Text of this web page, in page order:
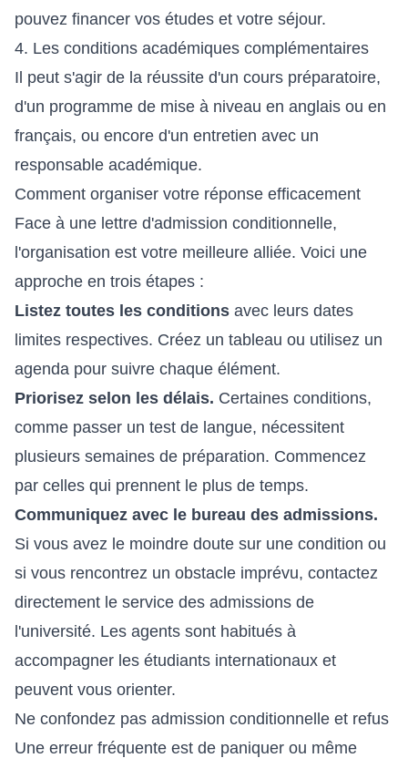
pouvez financer vos études et votre séjour.
4. Les conditions académiques complémentaires
Il peut s'agir de la réussite d'un cours préparatoire,
d'un programme de mise à niveau en anglais ou en
français, ou encore d'un entretien avec un
responsable académique.
Comment organiser votre réponse efficacement
Face à une lettre d'admission conditionnelle,
l'organisation est votre meilleure alliée. Voici une
approche en trois étapes :
Listez toutes les conditions avec leurs dates
limites respectives. Créez un tableau ou utilisez un
agenda pour suivre chaque élément.
Priorisez selon les délais. Certaines conditions,
comme passer un test de langue, nécessitent
plusieurs semaines de préparation. Commencez
par celles qui prennent le plus de temps.
Communiquez avec le bureau des admissions.
Si vous avez le moindre doute sur une condition ou
si vous rencontrez un obstacle imprévu, contactez
directement le service des admissions de
l'université. Les agents sont habitués à
accompagner les étudiants internationaux et
peuvent vous orienter.
Ne confondez pas admission conditionnelle et refus
Une erreur fréquente est de paniquer ou même